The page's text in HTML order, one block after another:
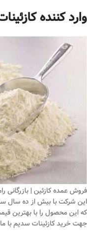
وارد کننده
فروش عمده کازئین | بازرگانی
این شرکت با بیش از ده سال
که این محصول را با بهترین
جهت خرید کازئینات سدیم با